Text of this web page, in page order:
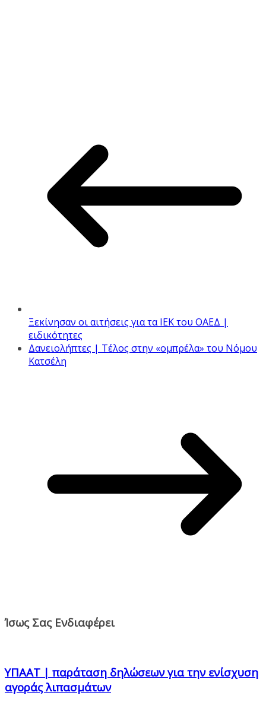
Ξεκίνησαν οι αιτήσεις για τα ΙΕΚ του ΟΑΕΔ |
ειδικότητες
Δανειολήπτες | Τέλος στην «ομπρέλα» του Νόμου
Κατσέλη
Ίσως Σας Ενδιαφέρει
ΥΠΑΑΤ | παράταση δηλώσεων για την ενίσχυση
αγοράς λιπασμάτων